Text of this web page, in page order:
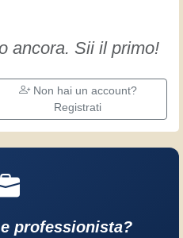
per migliorare. Buon
ancora. Sii il primo!
Non hai un account?
Registrati
professionista?